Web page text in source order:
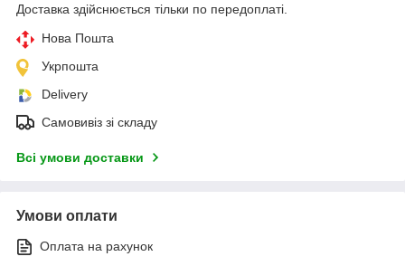
Доставка здійснюється тільки по передоплаті.
Нова Пошта
Укрпошта
Delivery
Самовивіз зі складу
Всі умови доставки
Умови оплати
Оплата на рахунок